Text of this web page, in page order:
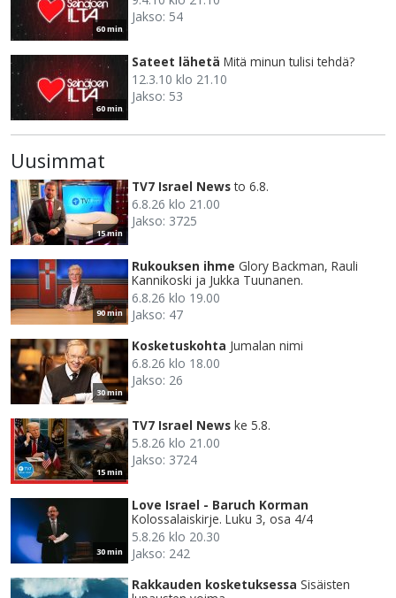
60 min
Jakso: 54
60 min
Sateet lähetä Mitä minun tulisi tehdä?
12.3.10 klo 21.10
Jakso: 53
Uusimmat
15 min
TV7 Israel News to 6.8.
6.8.26 klo 21.00
Jakso: 3725
90 min
Rukouksen ihme Glory Backman, Rauli
Kannikoski ja Jukka Tuunanen.
6.8.26 klo 19.00
Jakso: 47
30 min
Kosketuskohta Jumalan nimi
6.8.26 klo 18.00
Jakso: 26
15 min
TV7 Israel News ke 5.8.
5.8.26 klo 21.00
Jakso: 3724
30 min
Love Israel - Baruch Korman
Kolossalaiskirje. Luku 3, osa 4/4
5.8.26 klo 20.30
Jakso: 242
Rakkauden kosketuksessa Sisäisten